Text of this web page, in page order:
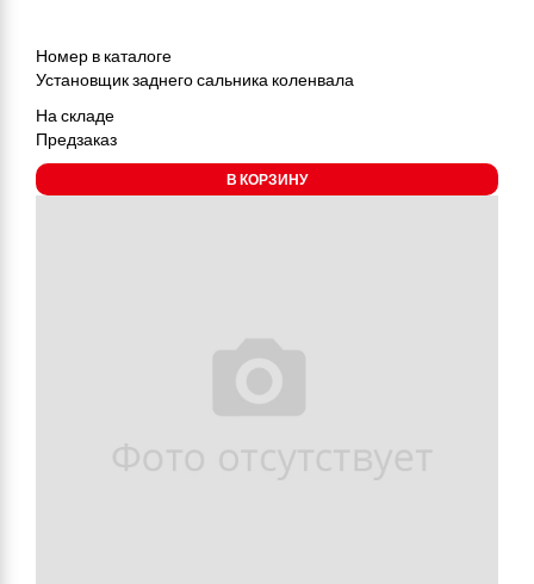
Номер в каталоге
Установщик заднего сальника коленвала
На складе
Предзаказ
В КОРЗИНУ